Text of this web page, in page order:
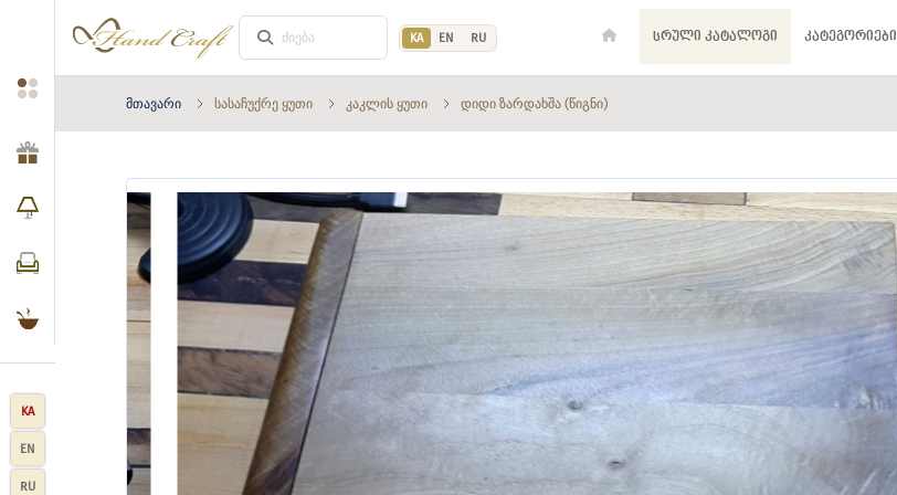
KA EN RU ᲡᲠᲣᲚᲘ ᲙᲐᲢᲐᲚᲝᲒᲘ ᲙᲐᲢᲔᲒᲝᲠᲘᲔᲑᲘ
KA
EN
RU
მთავარი სასაჩუქრე ყუთი კაკლის ყუთი დიდი ზარდახშა (წიგნი)